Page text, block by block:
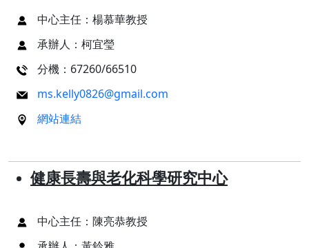
中心主任：楊慕華教授
承辦人：柯宜瑩
分機：67260/66510
ms.kelly0826@gmail.com
網站連結
健康長壽與老化科學研究中心
中心主任：陳亮恭教授